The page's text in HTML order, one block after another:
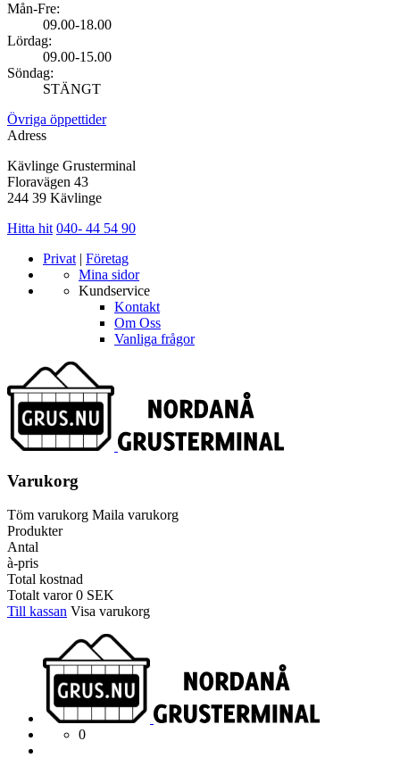
Mån-Fre:
09.00-18.00
Lördag:
09.00-15.00
Söndag:
STÄNGT
Övriga öppettider
Adress
Kävlinge Grusterminal
Floravägen 43
244 39 Kävlinge
Hitta hit 040- 44 54 90
Privat | Företag
Mina sidor
Kundservice
Kontakt
Om Oss
Vanliga frågor
Varukorg
Töm varukorg Maila varukorg
Produkter
Antal
à-pris
Total kostnad
Totalt varor0 SEK
Till kassan Visa varukorg
0